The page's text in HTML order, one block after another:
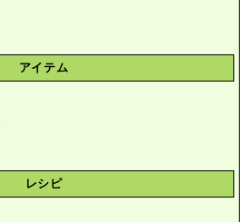
アイテム
レシピ